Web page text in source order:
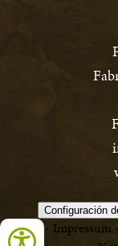
Configuración
Impressum